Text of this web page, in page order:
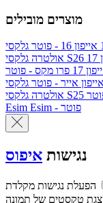
מוצרים מובילים
אייפון 16 - פוטר
אולטרה
אייפון 17
פרו מקס - פוטר
אייפון אייר - פוטר
אולטרה
Esim
Esim - פוטר
נגישות איפוס
הפעלת נגישות מקלדת
טקסטים של תמונה